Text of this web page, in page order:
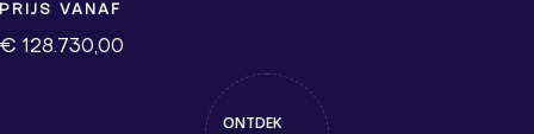
VANAF
128.730,00
ONTDEK